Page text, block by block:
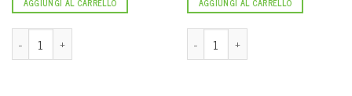
Rainbow roll quantità Ura Philadelphia quantità